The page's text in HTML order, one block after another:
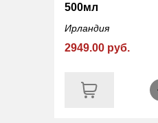
500мл
Ирландия
2949.00 руб.